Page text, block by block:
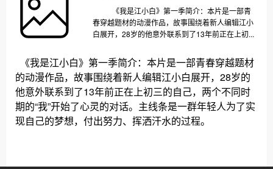
《我是江小白》第一季简介：本片是一部青
春穿越题材的动漫作品，故事围绕着新人编辑江小
白展开，28岁的他意外联系到了13年前正在上初...
《我是江小白》第一季简介：本片是一部青春穿越题材
的动漫作品，故事围绕着新人编辑江小白展开，28岁的
他意外联系到了13年前正在上初三的自己，两个不同时
期的“我”开始了心灵的对话。主线条是一群年轻人为了实
现自己的梦想，付出努力、挥洒汗水的过程。